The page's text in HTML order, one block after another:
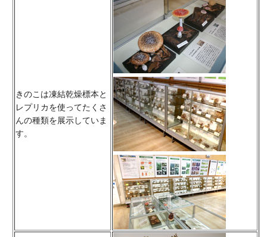
きのこは凍結乾燥標本と
レプリカを使ってたくさ
んの種類を展示していま
す。